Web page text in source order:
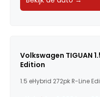
Volkswagen TIGUAN
Edition
1.5 eHybrid 272pk R-Line